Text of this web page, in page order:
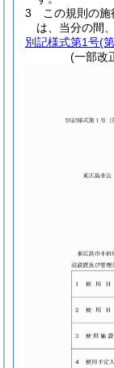
3
この規則の
は、当分の間
別記様式第1号(
(一部改